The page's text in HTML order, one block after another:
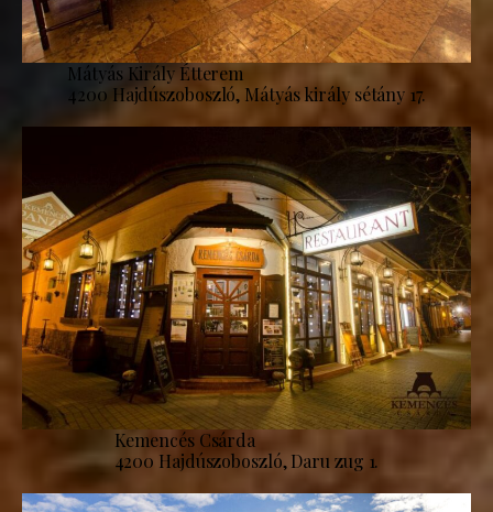
Mátyás Király Étterem
4200 Hajdúszoboszló, Mátyás király sétány 17.
Kemencés Csárda
4200 Hajdúszoboszló, Daru zug 1.